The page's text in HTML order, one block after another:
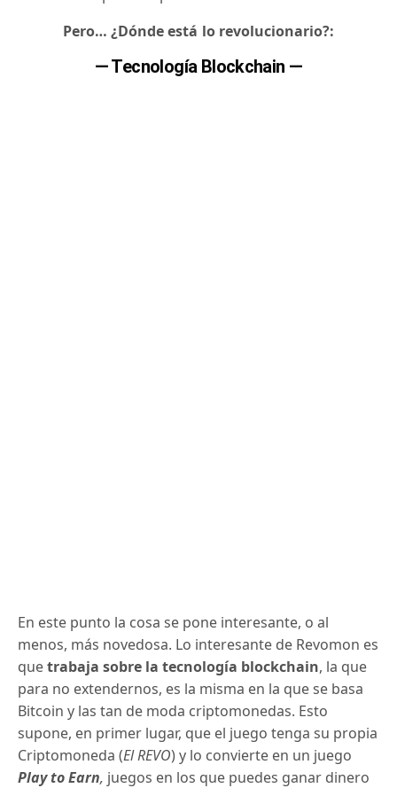
Pero… ¿Dónde está lo revolucionario?:
— Tecnología Blockchain —
En este punto la cosa se pone interesante, o al
menos, más novedosa. Lo interesante de Revomon es
quetrabaja sobre la tecnología blockchain, la que
para no extendernos, es la misma en la que se basa
Bitcoin y las tan de moda criptomonedas. Esto
supone, en primer lugar, que el juego tenga su propia
Criptomoneda (El REVO) y lo convierte en un juego
Play to Earn, juegos en los que puedes ganar dinero